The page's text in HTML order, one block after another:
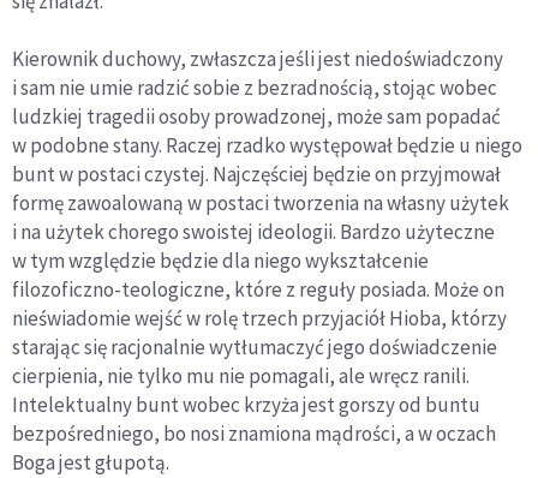
Kierownik duchowy, zwłaszcza jeśli jest niedoświadczony
i sam nie umie radzić sobie z bezradnością, stojąc wobec
ludzkiej tragedii osoby prowadzonej, może sam popadać
w podobne stany. Raczej rzadko występował będzie u niego
bunt w postaci czystej. Najczęściej będzie on przyjmował
formę zawoalowaną w postaci tworzenia na własny użytek
i na użytek chorego swoistej ideologii. Bardzo użyteczne
w tym względzie będzie dla niego wykształcenie
filozoficzno-teologiczne, które z reguły posiada. Może on
nieświadomie wejść w rolę trzech przyjaciół Hioba, którzy
starając się racjonalnie wytłumaczyć jego doświadczenie
cierpienia, nie tylko mu nie pomagali, ale wręcz ranili.
Intelektualny bunt wobec krzyża jest gorszy od buntu
bezpośredniego, bo nosi znamiona mądrości, a w oczach
Boga jest głupotą.